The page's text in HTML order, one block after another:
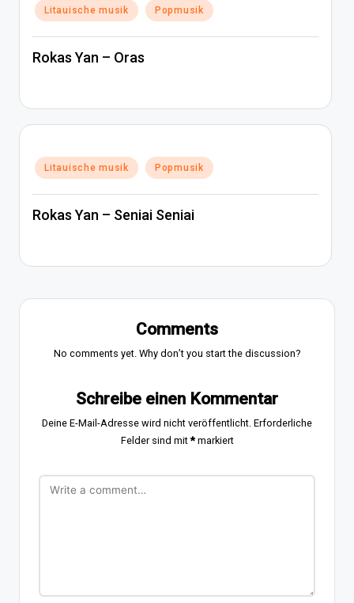
Posted
in
Litauische musik Popmusik
Rokas Yan – Oras
Posted
in
Litauische musik Popmusik
Rokas Yan – Seniai Seniai
Comments
No comments yet. Why don’t you start the discussion?
Schreibe einen Kommentar
Deine E-Mail-Adresse wird nicht veröffentlicht. Erforderliche
Felder sind mit*markiert